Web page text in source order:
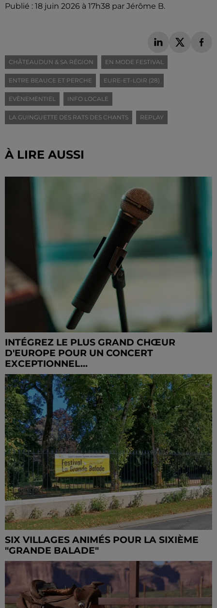
Publié : 18 juin 2026 à 17h38 par Jérôme B.
CHÂTEAUDUN & SA RÉGION EN MODE FESTIVAL
ENTRE BEAUCE ET PERCHE EURE-ET-LOIR (28)
EVÈNEMENTIEL INFO LOCALE
LA GUINGUETTE DES RATS DES CHANTS REPLAY
À LIRE AUSSI
INTÉGREZ LE PLUS GRAND CHŒUR
D'EUROPE POUR UN CONCERT
EXCEPTIONNEL...
SIX VILLAGES ANIMÉS POUR LA SIXIÈME
"GRANDE BALADE"